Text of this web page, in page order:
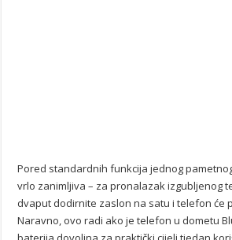
Pored standardnih funkcija jednog
vrlo zanimljiva – za pronalazak izgubljenog
dvaput dodirnite zaslon na satu i telefon će
Naravno, ovo radi ako je telefon u dometu